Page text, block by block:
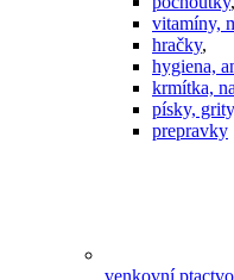
vitamíny,
hračky,
hygiena,
krmítka,
písky,
prepravky